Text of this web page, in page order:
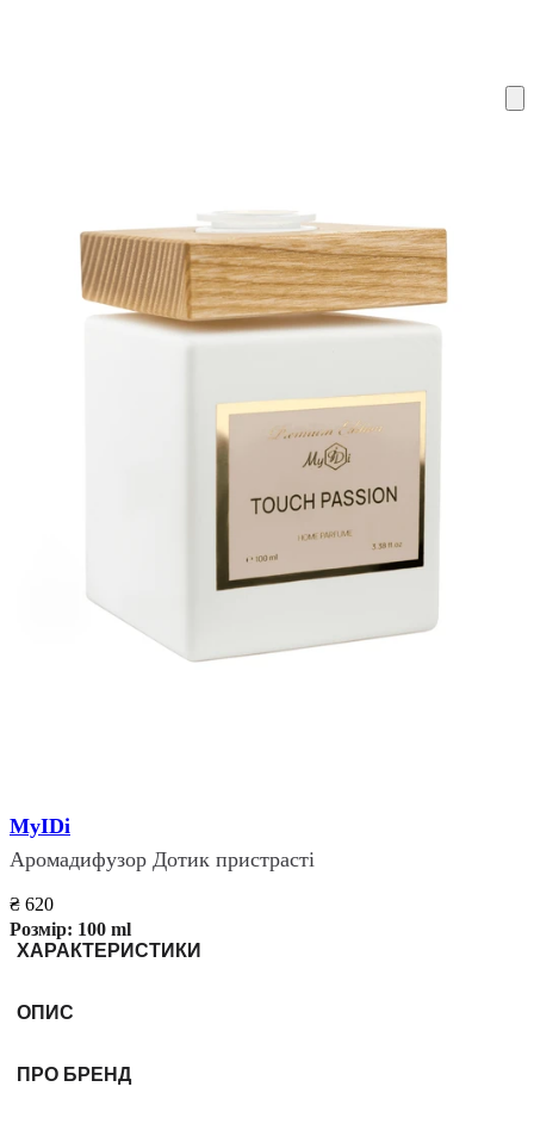
MyIDi
Аромадифузор Дотик пристрасті
₴ 620
Розмір: 100 ml
ХАРАКТЕРИСТИКИ
ОПИС
ПРО БРЕНД